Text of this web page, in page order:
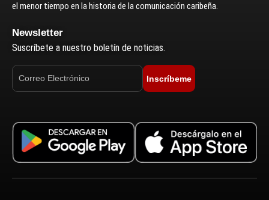
el menor tiempo en la historia de la comunicación caribeña.
Newsletter
Suscríbete a nuestro boletín de noticias.
Inscríbeme